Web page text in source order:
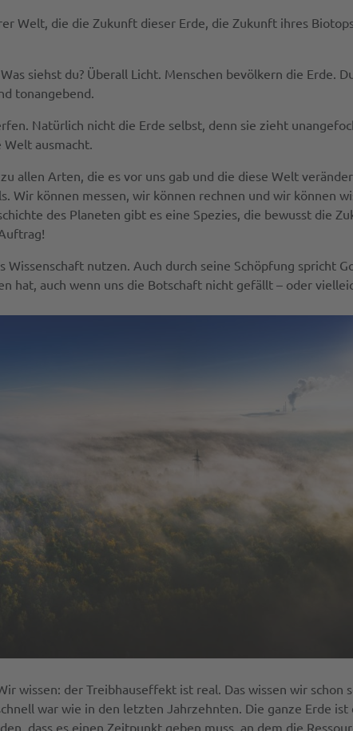
Welt, die die Zukunft dieser Erde, die Zukunft ihres
siehst du? Überall Licht. Menschen bevölkern die Erde.
tonangebend.
Natürlich nicht die Erde selbst, denn sie zieht
ausmacht.
allen Arten, die es vor uns gab und die diese Welt
Wir können messen, wir können rechnen und wir können
des Planeten gibt es eine Spezies, die bewusst die
Wissenschaft nutzen. Auch durch seine Schöpfung spricht
hat, auch wenn uns die Botschaft nicht gefällt – oder
wissen: der Treibhauseffekt ist real. Das wissen wir schon
war wie in den letzten Jahrzehnten. Die ganze Erde
dass es einen Zeitpunkt geben muss, an dem die